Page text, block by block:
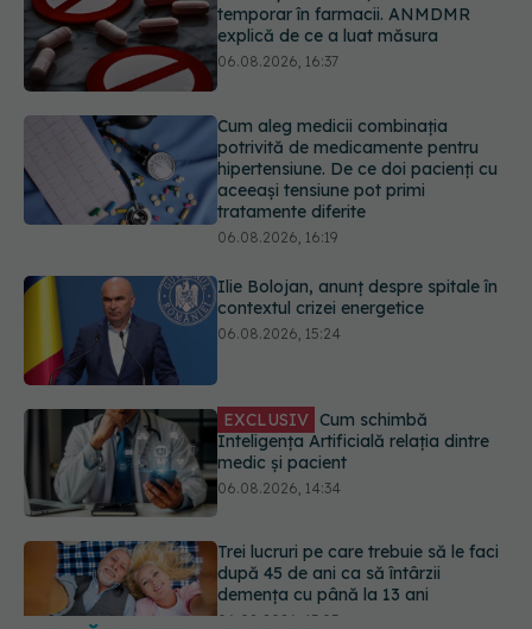
Cum aleg medicii combinația
potrivită de medicamente pentru
hipertensiune. De ce doi pacienți cu
06.08.2026, 16:19
Ilie Bolojan, anunț despre spitale în
contextul crizei energetice
06.08.2026, 15:24
EXCLUSIV Cum schimbă
Inteligența Artificială relația dintre
medic și pacient
Trei lucruri pe care trebuie să le faci
după 45 de ani ca să întârzii
demența cu până la 13 ani
Colebil și Panzcebil, blocate
temporar în farmacii. ANMDMR
explică de ce a luat măsura
URMĂREȘTE-NE ȘI PE: